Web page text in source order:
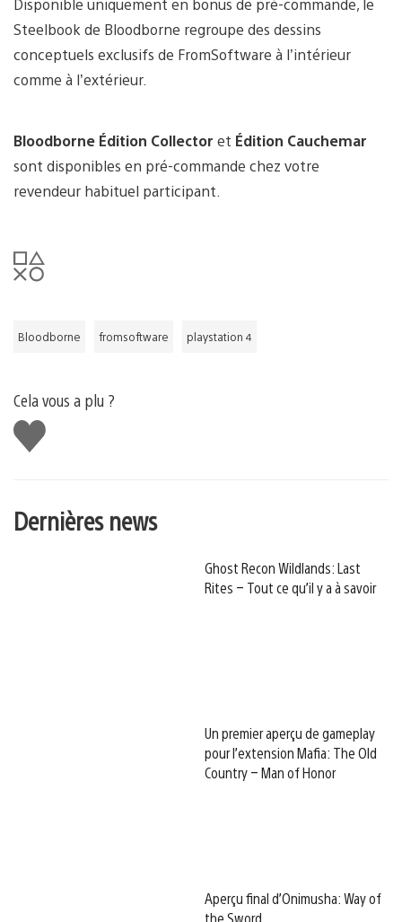
Disponible uniquement en bonus de pré-commande, le
Steelbook de Bloodborne regroupe des dessins
conceptuels exclusifs de FromSoftware à l’intérieur
comme à l’extérieur.
Bloodborne Édition Collector et Édition Cauchemar
sont disponibles en pré-commande chez votre
revendeur habituel participant.
Bloodborne fromsoftware playstation 4
Cela vous a plu ?
J'aime
Dernières news
Ghost Recon Wildlands: Last
Rites – Tout ce qu’il y a à savoir
Un premier aperçu de gameplay
pour l’extension Mafia: The Old
Country – Man of Honor
Aperçu final d’Onimusha: Way of
the Sword